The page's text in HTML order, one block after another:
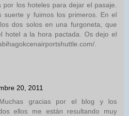
los hoteles para dejar el pasaje.
suerte y fuimos los primeros. En el
dos solos en una furgoneta, que
hotel a la hora pactada. Os dejo el
.
20, 2011
gracias por el blog y los
ellos me están resultando muy